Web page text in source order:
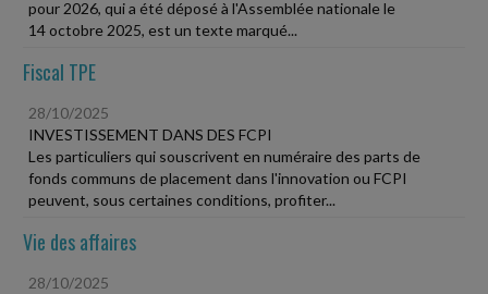
pour 2026, qui a été déposé à l'Assemblée nationale le
14 octobre 2025, est un texte marqué...
Fiscal TPE
28/10/2025
INVESTISSEMENT DANS DES FCPI
Les particuliers qui souscrivent en numéraire des parts de
fonds communs de placement dans l'innovation ou FCPI
peuvent, sous certaines conditions, profiter...
Vie des affaires
28/10/2025